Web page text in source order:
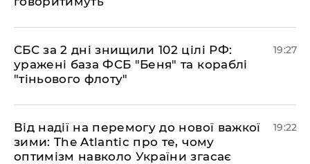
​СБС за 2 дні знищили 102 цілі РФ:
уражені база ФСБ "Беня" та кораблі
"тіньового флоту"
19:27
​Від надії на перемогу до нової важкої
зими: The Atlantic про те, чому
оптимізм навколо України згасає
19:22